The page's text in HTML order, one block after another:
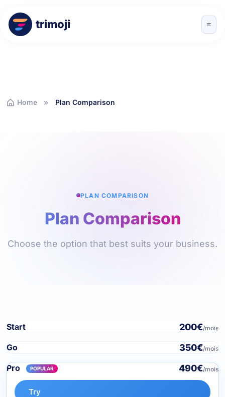
trimoji
Home Plan Comparison
PLAN COMPARISON
Plan Comparison
Choose the option that best suits your business.
Start 200€/mois
Go 350€/mois
Pro POPULAR 490€/mois
Try